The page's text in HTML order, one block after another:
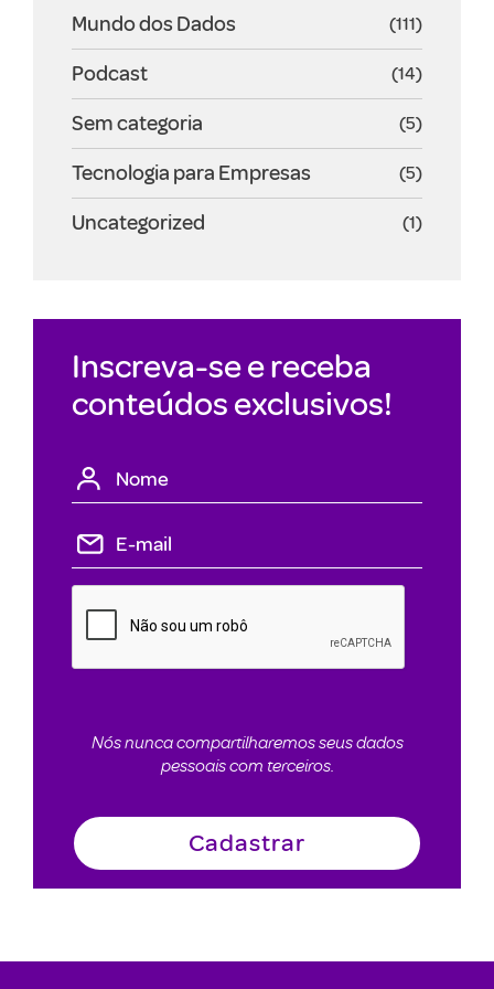
Mundo dos Dados (111)
Podcast (14)
Sem categoria (5)
Tecnologia para Empresas (5)
Uncategorized (1)
Inscreva-se e receba
conteúdos exclusivos!
Nós nunca compartilharemos seus dados
pessoais com terceiros.